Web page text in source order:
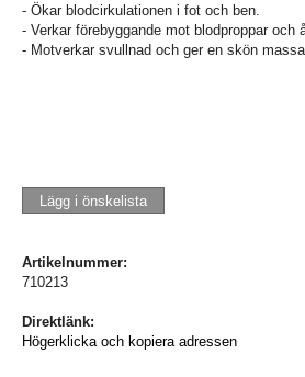
- Ökar blodcirkulationen i fot och ben.
- Verkar förebyggande mot blodproppar och
- Motverkar svullnad och ger en skön
Lägg i önskelista
Artikelnummer:
710213
Direktlänk:
Högerklicka och kopiera adressen